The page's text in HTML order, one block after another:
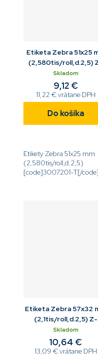
Etiketa Zebra 51x25
(2,580tis/roll,d.2,5)
Select 2000T biela
Skladom
11,22 € vrátane DPH
9,12 €
Do košíka
Etikety Zebra 51x25 mm
(2,580tis/roll,d.2,5)
[code]3007201-T[/code]
Etiketa Zebra 57x32
(2,1tis/roll,d.2,5) Z-
Select 2000T biela
Skladom
13,09 € vrátane DPH
10,64 €